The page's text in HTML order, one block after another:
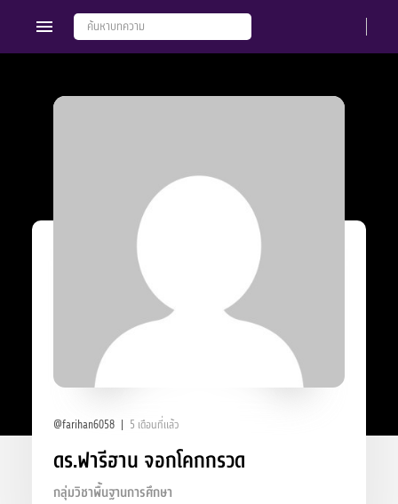
@farihan6058 5 เดือนที่แล้ว
ดร.ฟารีฮาน จอกโคกกรวด
กลุ่มวิชาพื้นฐานการศึกษา